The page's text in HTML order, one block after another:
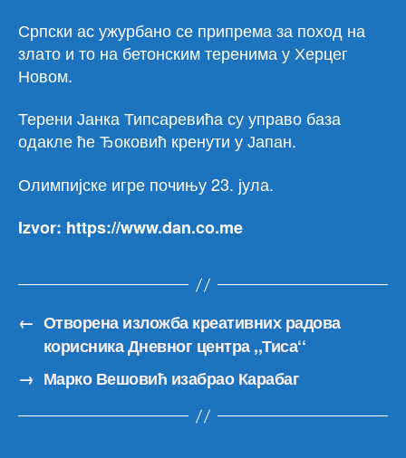
Српски ас ужурбано се припрема за поход на
злато и то на бетонским теренима у Херцег
Новом.
Терени Јанка Типсаревића су управо база
одакле ће Ђоковић кренути у Јапан.
Олимпијске игре почињу 23. јула.
Izvor: https://www.dan.co.me
← Отворена изложба креативних радова
корисника Дневног центра ,,Тиса‘‘
→ Марко Вешовић изабрао Карабаг